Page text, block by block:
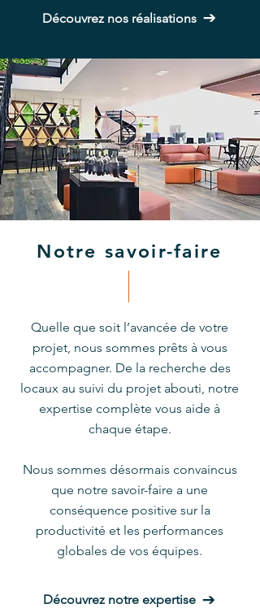
Découvrez nos réalisations
Notre savoir-faire
Quelle que soit l’avancée de votre
projet, nous sommes prêts à vous
accompagner. De la recherche des
locaux au suivi du projet abouti, notre
expertise complète vous aide à
chaque étape.
Nous sommes désormais convaincus
que notre savoir-faire a une
conséquence positive sur la
productivité et les performances
globales de vos équipes.
Découvrez notre expertise